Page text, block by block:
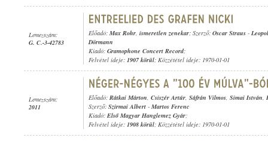
Lemezszám:
G. C.-3-42783
Előadó: Max Rohr, ismeretlen zenekar; Szerző: Oscar Straus -
Dörmann
Kiadó: Gramophone Concert Record;
Felvétel ideje: 1907 körül; Közzététel ideje: 1970-01-01
Lemezszám:
2011
Előadó: Rátkai Márton, Csiszér Artúr, Sáfrán Vilmos, Simai István,
Szerző: Szirmai Albert - Martos Ferenc
Kiadó: Első Magyar Hanglemez Gyár;
Felvétel ideje: 1908 körül; Közzététel ideje: 1970-01-01